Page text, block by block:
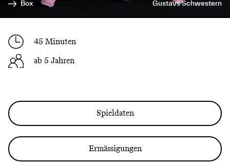
Box
Gustavs Schwestern
45 Minuten
ab 5 Jahren
Spieldaten
Ermässigungen